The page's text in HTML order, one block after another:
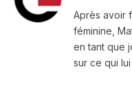
Après avoir
féminine,
en tant que
sur ce qui